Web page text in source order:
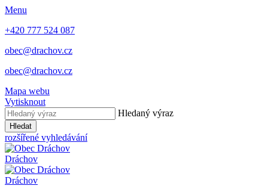
Menu
+420 777 524 087
obec@drachov.cz
obec@drachov.cz
Mapa webu
Vytisknout
Hledaný výraz
Hledat
rozšířené vyhledávání
Dráchov
Dráchov